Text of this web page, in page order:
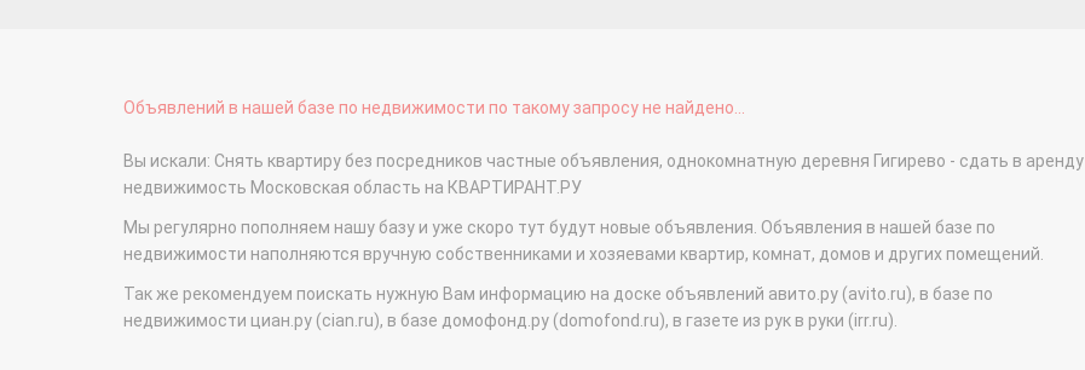
Объявлений в нашей базе по недвижимости по такому запросу не найдено...
Вы искали: Снять квартиру без посредников частные объявления, однокомнатную деревня Гигирево - сдать в аренду
недвижимость Московская область на КВАРТИРАНТ.РУ
Мы регулярно пополняем нашу базу и уже скоро тут будут новые объявления. Объявления в нашей базе по
недвижимости наполняются вручную собственниками и хозяевами квартир, комнат, домов и других помещений.
Так же рекомендуем поискать нужную Вам информацию на доске объявлений авито.ру (avito.ru), в базе по
недвижимости циан.ру (cian.ru), в базе домофонд.ру (domofond.ru), в газете из рук в руки (irr.ru).